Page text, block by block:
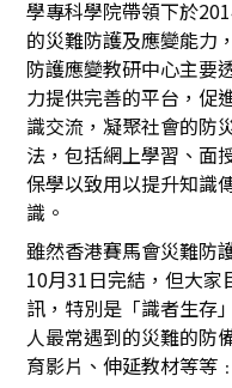
學專科學院帶領下於
的災難防護及應變能力
防護應變教研中心主要
力提供完善的平台，促
識交流，凝聚社會的防
法，包括網上學習、面
保學以致用以提升知識
識。
雖然香港賽馬會災難防
10月31日完結，但大家
訊，特別是「識者生存
人最常遇到的災難的防
育影片、伸延教材等等﹕